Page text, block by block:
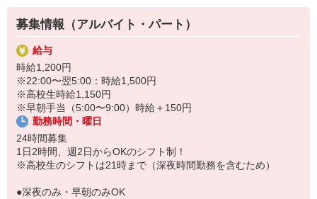
与兵衛、オリーブの丘、焼肉いちばんなどを経営しているゼンシ
ョーグループ！
その中のひとつ『すき家』でお仕事しませんか？
あなたの笑顔で！
すばやく提供！
他にも、食材の調整や金銭管理、新しく入社したクルーの研修など
様々なお仕事があります。
セルフオーダー、セルフ会計で、現金の受け渡しはほとんどありま
せん。※一部店舗を除く
取り間違いもなく安心でスムーズ♪
マニュアルも用意していますので飲食店が初めての方でも大丈夫！
もちろん先輩クルーがしっかり教えてくれるので安心してくださ
い。
募集情報（アルバイト・パート）
給与
時給1,200円
※22:00〜翌5:00：時給1,500円
※高校生時給1,150円
※早朝手当（5:00〜9:00）時給＋150円
勤務時間・曜日
24時間募集
1日2時間、週2日からOKのシフト制！
※高校生のシフトは21時まで（深夜時間勤務を含むため）
●深夜のみ・早朝のみOK